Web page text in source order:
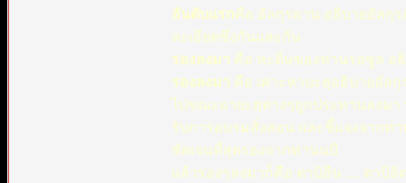
อันดับแรกคือ อัลกุรอาน อธิบายอัลกุร
ละเอียดซึ่งกันและกัน
รองลงมา คือ หะดีษของท่านรอซูล อ
รองลงมา คือ เศาะหาบะฮฺอธิบายอัล
ไปขณะอายะฮฺต่างๆถูกประทานลงมา
รับการอบรมสั่งสอน และชี้แจงจากท่
ชัดเจนที่สุดรองจากท่านนบี
แล้วรองๆลงมาก็คือ ตาบิอีน .... ตาบิอิ